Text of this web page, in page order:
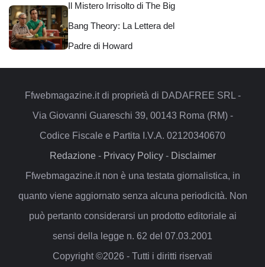
Il Mistero Irrisolto di The Big
Bang Theory: La Lettera del
Padre di Howard
Ffwebmagazine.it di proprietà di DADAFREE SRL -
Via Giovanni Guareschi 39, 00143 Roma (RM) -
Codice Fiscale e Partita I.V.A. 02120340670
Redazione- Privacy Policy- Disclaimer
Ffwebmagazine.it non è una testata giornalistica, in
quanto viene aggiornato senza alcuna periodicità. Non
può pertanto considerarsi un prodotto editoriale ai
sensi della legge n. 62 del 07.03.2001
Copyright ©2026 - Tutti i diritti riservati